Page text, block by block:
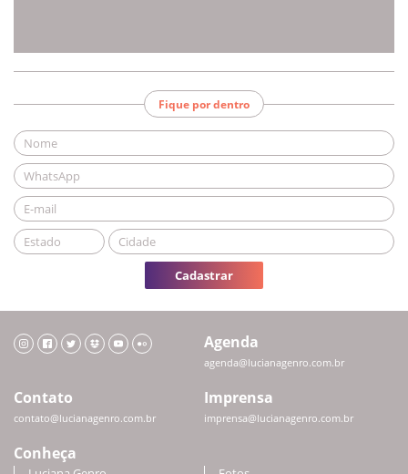
Fique por dentro
Cadastrar
Agenda
agenda@lucianagenro.com.br
Contato
contato@lucianagenro.com.br
Imprensa
imprensa@lucianagenro.com.br
Conheça